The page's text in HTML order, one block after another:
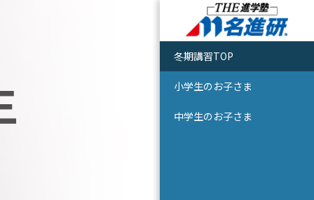
冬期講習TOP
小学生のお子さま
中学生のお子さま